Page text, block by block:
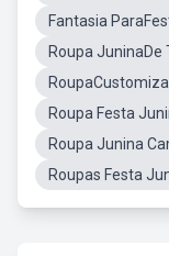
Fantasia
Roupa JuninaDe
Roupa Festa
Roupa Junina
Roupas Festa